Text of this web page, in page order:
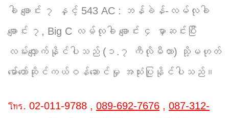
ခါ ချောင်း ၇ နှင့် 543 AC : ဘန်ခဲန်-လမ်လုခါ
ချောင်း ၇, Big C လမ်လုခါ ချောင်း ၄ မှာဆင်းပြီး
လမ်းလျှောက်နိုင်ပါသည် (၁.၇ ကီလိုမီတာ) သို့မဟုတ်
မော်တော်ဆိုင်ကယ်ဝန်ဆောင်မှု အသုံးပြုနိုင်ပါသည်။
โทร. 02-011-9788 , 089-692-7676 , 087-312-